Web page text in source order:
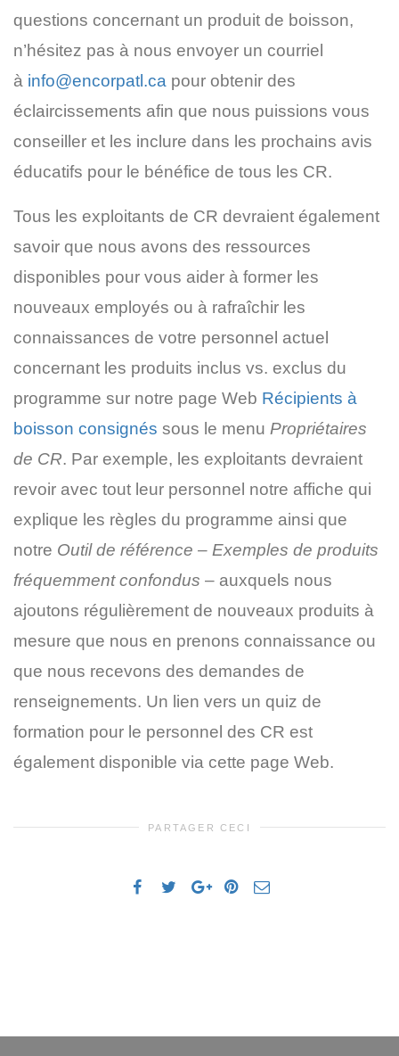
questions concernant un produit de boisson,
n’hésitez pas à nous envoyer un courriel
à info@encorpatl.ca pour obtenir des
éclaircissements afin que nous puissions vous
conseiller et les inclure dans les prochains avis
éducatifs pour le bénéfice de tous les CR.
Tous les exploitants de CR devraient également
savoir que nous avons des ressources
disponibles pour vous aider à former les
nouveaux employés ou à rafraîchir les
connaissances de votre personnel actuel
concernant les produits inclus vs. exclus du
programme sur notre page Web Récipients à
boisson consignés sous le menu Propriétaires
de CR. Par exemple, les exploitants devraient
revoir avec tout leur personnel notre affiche qui
explique les règles du programme ainsi que
notre Outil de référence – Exemples de produits
fréquemment confondus – auxquels nous
ajoutons régulièrement de nouveaux produits à
mesure que nous en prenons connaissance ou
que nous recevons des demandes de
renseignements. Un lien vers un quiz de
formation pour le personnel des CR est
également disponible via cette page Web.
PARTAGER CECI